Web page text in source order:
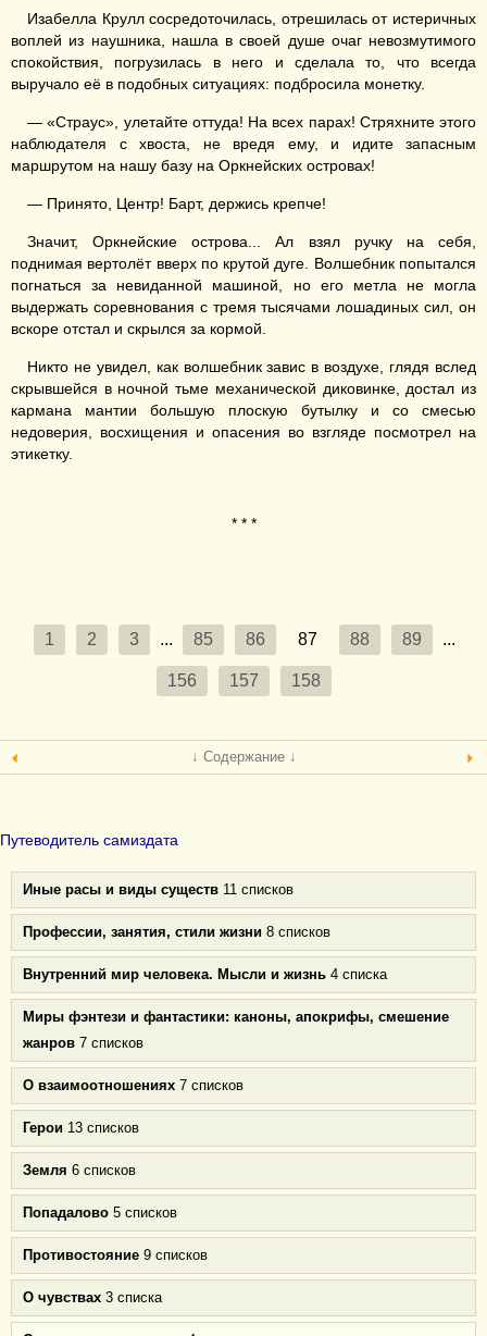
Изабелла Крулл сосредоточилась, отрешилась от истеричных
воплей из наушника, нашла в своей душе очаг невозмутимого
спокойствия, погрузилась в него и сделала то, что всегда
выручало её в подобных ситуациях: подбросила монетку.
— «Страус», улетайте оттуда! На всех парах! Стряхните этого
наблюдателя с хвоста, не вредя ему, и идите запасным
маршрутом на нашу базу на Оркнейских островах!
— Принято, Центр! Барт, держись крепче!
Значит, Оркнейские острова... Ал взял ручку на себя,
поднимая вертолёт вверх по крутой дуге. Волшебник попытался
погнаться за невиданной машиной, но его метла не могла
выдержать соревнования с тремя тысячами лошадиных сил, он
вскоре отстал и скрылся за кормой.
Никто не увидел, как волшебник завис в воздухе, глядя вслед
скрывшейся в ночной тьме механической диковинке, достал из
кармана мантии большую плоскую бутылку и со смесью
недоверия, восхищения и опасения во взгляде посмотрел на
этикетку.
* * *
1 2 3 ... 85 86 87 88 89 ...
156 157 158
↓ Содержание ↓
Путеводитель самиздата
Иные расы и виды существ 11 списков
Профессии, занятия, стили жизни 8 списков
Внутренний мир человека. Мысли и жизнь 4 списка
Миры фэнтези и фантастики: каноны, апокрифы, смешение
жанров 7 списков
О взаимоотношениях 7 списков
Герои 13 списков
Земля 6 списков
Попадалово 5 списков
Противостояние 9 списков
О чувствах 3 списка